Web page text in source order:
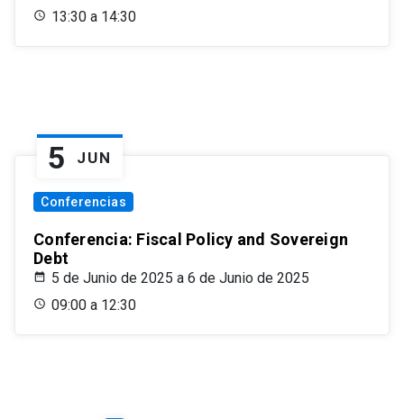
13:30 a 14:30
5 JUN
Conferencias
Conferencia: Fiscal Policy and Sovereign
Debt
5 de Junio de 2025 a 6 de Junio de 2025
09:00 a 12:30